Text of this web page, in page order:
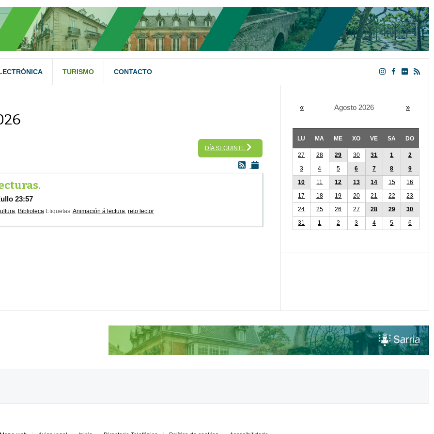
TURISMO CONTACTO
DÍA SEGUINTE
23:57
, Biblioteca Etiquetas:Animación á lectura, reto lector
« Agosto 2026 »
LU MA ME XO VE SA DO
27 28 29 30 31 1
2
3
4 5 6 7 8
9
10
11 12 13 14 15
16
17
18 19 20 21 22
23
24
25 26 27 28 29
30
31
1 2 3 4 5 6